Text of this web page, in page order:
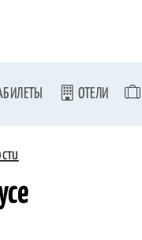
ОТЕЛИ